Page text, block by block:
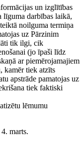
un izglītības
darbības laikā,
noilguma termiņa
uz Pārzinim
tik ilgi, cik
(jo īpaši līdz
ar piemērojamajiem
kamēr tiek atzīts
apstrāde pamatojas uz
tiek faktiski
lēmumu
marts.